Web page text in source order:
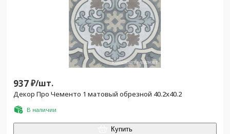
937₽/шт.
Декор Про Чементо 1 матовый обрезной 40.2x40.2
В наличии
Купить